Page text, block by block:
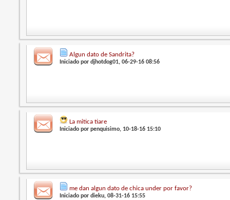
Algun dato de Sandrita?
Iniciado pordjhotdog01, 06-29-16 08:56
La mitica tiare
Iniciado porpenquisimo, 10-18-16 15:10
me dan algun dato de chica under por favor?
Iniciado pordieku, 08-31-16 15:55